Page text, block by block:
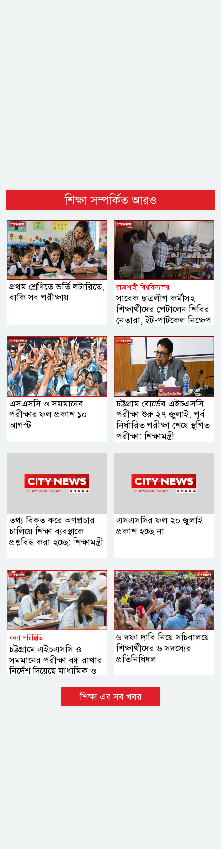
শিক্ষা সম্পর্কিত আরও
প্রথম শ্রেণিতে ভর্তি লটারিতে,
বাকি সব পরীক্ষায়
রাজশাহী বিশ্ববিদ্যালয়
সাবেক ছাত্রলীগ কর্মীসহ
শিক্ষার্থীদের পেটালেন শিবির
নেতারা, ইট-পাটকেল নিক্ষেপ
এসএসসি ও সমমানের
পরীক্ষার ফল প্রকাশ ১০
আগস্ট
চট্টগ্রাম বোর্ডের এইচএসসি
পরীক্ষা শুরু ২৭ জুলাই, পূর্ব
নির্ধারিত পরীক্ষা শেষে স্থগিত
পরীক্ষা: শিক্ষামন্ত্রী
তথ্য বিকৃত করে অপপ্রচার
চালিয়ে শিক্ষা ব্যবস্থাকে
প্রশ্নবিদ্ধ করা হচ্ছে: শিক্ষামন্ত্রী
এসএসসির ফল ২০ জুলাই
প্রকাশ হচ্ছে না
বন্যা পরিস্থিতি
চট্টগ্রামে এইচএসসি ও
সমমানের পরীক্ষা বন্ধ রাখার
নির্দেশ দিয়েছে মাধ্যমিক ও
৬ দফা দাবি নিয়ে সচিবালয়ে
শিক্ষার্থীদের ৬ সদস্যের
প্রতিনিধিদল
শিক্ষা এর সব খবর